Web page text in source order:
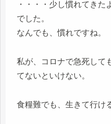
・・・・少し慣れてきた
でした。
なんでも、慣れですね。
私が、コロナで急死して
てないといけない。
食糧難でも、生きて行け